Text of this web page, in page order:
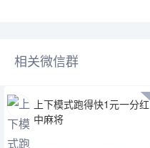
相关微信群
上下模式跑得快1元一分红
中麻将